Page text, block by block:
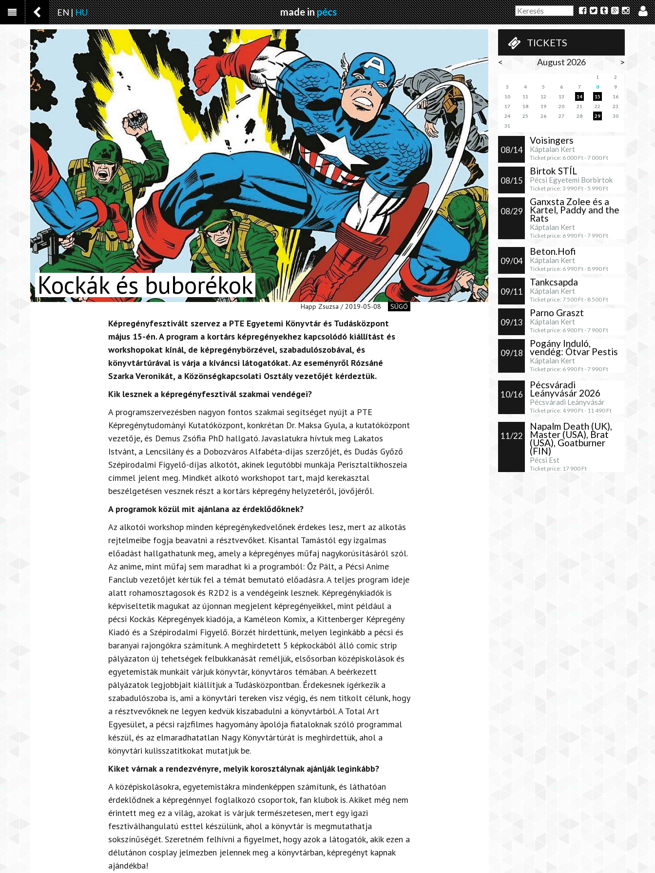
EN|HU made inpécs
TICKETS
< August 2026 >
1
2
3
4 5 6 7 8
9
10
11 12 13 14 15
16
17
18 19 20 21 22
23
24
25 26 27 28 29
30
31
08/14
Voisingers
Káptalan Kert
Ticket price: 6 000 Ft -7 000 Ft
08/15
Birtok STÍL
Pécsi Egyetemi Borbirtok
Ticket price: 3 990 Ft - 5 990 Ft
08/29
Ganxsta Zolee és a
Kartel, Paddy and the
Rats
Káptalan Kert
Ticket price: 6 990 Ft -7 990 Ft
09/04
Beton.Hofi
Káptalan Kert
Ticket price: 6 990 Ft - 8 990 Ft
09/11
Tankcsapda
Káptalan Kert
Ticket price: 7 500 Ft - 8 500 Ft
09/13
Parno Graszt
Káptalan Kert
Ticket price: 6 900 Ft -7 900 Ft
09/18
Pogány Induló,
vendég: Ótvar Pestis
Káptalan Kert
Ticket price: 6 990 Ft -7 990 Ft
10/16
Pécsváradi
Leányvásár 2026
Pécsváradi Leányvásár
Ticket price: 4 990 Ft - 11 490 Ft
11/22
Napalm Death (UK),
Master (USA), Brat
(USA), Goatburner
(FIN)
Pécsi Est
Ticket price: 17 900 Ft
Kockák és buborékok
Happ Zsuzsa / 2019-05-08 SÚGÓ
Képregényfesztivált szervez a PTE Egyetemi Könyvtár és Tudásközpont
május 15-én. A program a kortárs képregényekhez kapcsolódó kiállítást és
workshopokat kínál, de képregénybörzével, szabadulószobával, és
könyvtártúrával is várja a kíváncsi látogatókat. Az eseményről Rózsáné
Szarka Veronikát, a Közönségkapcsolati Osztály vezetőjét kérdeztük.
Kik lesznek a képregényfesztivál szakmai vendégei?
A programszervezésben nagyon fontos szakmai segítséget nyújt a PTE
Képregénytudományi Kutatóközpont, konkrétan Dr. Maksa Gyula, a kutatóközpont
vezetője, és Demus Zsófia PhD hallgató. Javaslatukra hívtuk meg Lakatos
Istvánt, a Lencsilány és a Dobozváros Alfabéta-díjas szerzőjét, és Dudás Győző
Szépirodalmi Figyelő-díjas alkotót, akinek legutóbbi munkája Perisztaltikhoszeia
címmel jelent meg. Mindkét alkotó workshopot tart, majd kerekasztal
beszélgetésen vesznek részt a kortárs képregény helyzetéről, jövőjéről.
A programok közül mit ajánlana az érdeklődőknek?
Az alkotói workshop minden képregénykedvelőnek érdekes lesz, mert az alkotás
rejtelmeibe fogja beavatni a résztvevőket. Kisantal Tamástól egy izgalmas
előadást hallgathatunk meg, amely a képregényes műfaj nagykorúsításáról szól.
Az anime, mint műfaj sem maradhat ki a programból: Őz Pált, a Pécsi Anime
Fanclub vezetőjét kértük fel a témát bemutató előadásra. A teljes program ideje
alatt rohamosztagosok és R2D2 is a vendégeink lesznek. Képregénykiadók is
képviseltetik magukat az újonnan megjelent képregényeikkel, mint például a
pécsi Kockás Képregények kiadója, a Kaméleon Komix, a Kittenberger Képregény
Kiadó és a Szépirodalmi Figyelő. Börzét hirdettünk, melyen leginkább a pécsi és
baranyai rajongókra számítunk. A meghirdetett 5 képkockából álló comic strip
pályázaton új tehetségek felbukkanását reméljük, elsősorban középiskolások és
egyetemisták munkáit várjuk könyvtár, könyvtáros témában. A beérkezett
pályázatok legjobbjait kiállítjuk a Tudásközpontban. Érdekesnek ígérkezik a
szabadulószoba is, ami a könyvtári tereken visz végig, és nem titkolt célunk, hogy
a résztvevőknek ne legyen kedvük kiszabadulni a könyvtárból. A Total Art
Egyesület, a pécsi rajzfilmes hagyomány ápolója fiataloknak szóló programmal
készül, és az elmaradhatatlan Nagy Könyvtártúrát is meghirdettük, ahol a
könyvtári kulisszatitkokat mutatjuk be.
Kiket várnak a rendezvényre, melyik korosztálynak ajánlják leginkább?
A középiskolásokra, egyetemistákra mindenképpen számítunk, és láthatóan
érdeklődnek a képregénnyel foglalkozó csoportok, fan klubok is. Akiket még nem
érintett meg ez a világ, azokat is várjuk természetesen, mert egy igazi
fesztiválhangulatú esttel készülünk, ahol a könyvtár is megmutathatja
sokszínűségét. Szeretném felhívni a figyelmet, hogy azok a látogatók, akik ezen a
délutánon cosplay jelmezben jelennek meg a könyvtárban, képregényt kapnak
ajándékba!